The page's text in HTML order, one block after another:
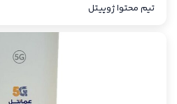
تیم محتوا ژوپیتل